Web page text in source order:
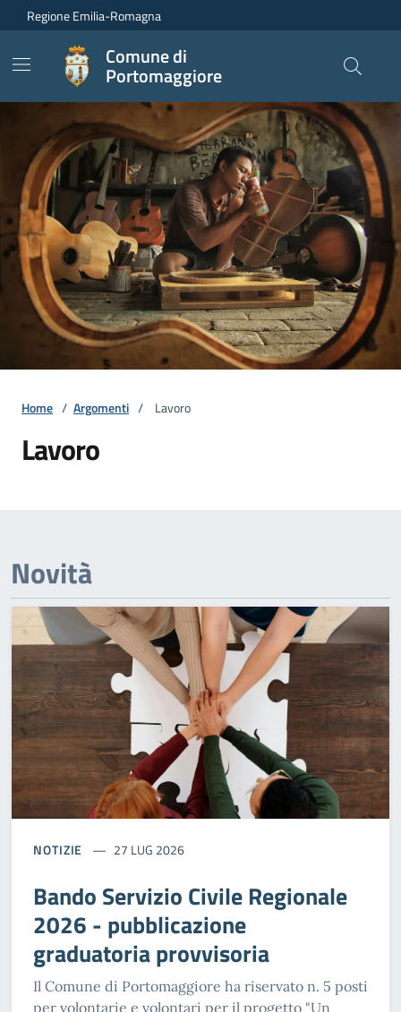
Vai ai contenuti
Vai al footer
Regione Emilia-Romagna
Comune di
Portomaggiore
Home / Argomenti / Lavoro
Lavoro
Novità
NOTIZIE 27 LUG 2026
Bando Servizio Civile Regionale
2026 - pubblicazione
graduatoria provvisoria
Il Comune di Portomaggiore ha riservato n. 5 posti
per volontarie e volontari per il progetto "Un